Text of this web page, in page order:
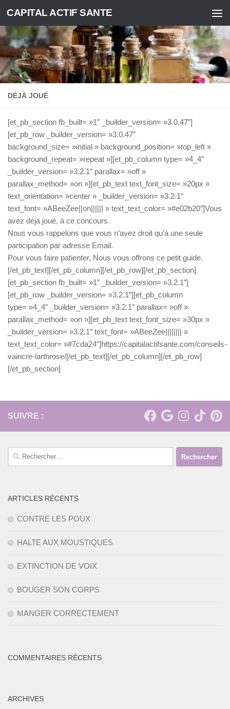
Skip to content
CAPITAL ACTIF SANTE
DÉJÀ JOUÉ
[et_pb_section fb_built= »1″ _builder_version= »3.0.47″]
[et_pb_row _builder_version= »3.0.47″
background_size= »initial » background_position= »top_left »
background_repeat= »repeat »][et_pb_column type= »4_4″
_builder_version= »3.2.1″ parallax= »off »
parallax_method= »on »][et_pb_text text_font_size= »20px »
text_orientation= »center » _builder_version= »3.2.1″
text_font= »ABeeZee||on|||||| » text_text_color= »#e02b20″]Vous
avez déjà joué, à ce concours.
Nous vous rappelons que vous n’avez droit qu’à une seule
participation par adresse Email.
Pour vous faire patienter, Nous vous offrons ce petit guide.
[/et_pb_text][/et_pb_column][/et_pb_row][/et_pb_section]
[et_pb_section fb_built= »1″ _builder_version= »3.2.1″]
[et_pb_row _builder_version= »3.2.1″][et_pb_column
type= »4_4″ _builder_version= »3.2.1″ parallax= »off »
parallax_method= »on »][et_pb_text text_font_size= »30px »
_builder_version= »3.2.1″ text_font= »ABeeZee|||||||| »
text_text_color= »#7cda24″]https://capitalactifsante.com/conseils-
vaincre-larthrose/[/et_pb_text][/et_pb_column][/et_pb_row]
[/et_pb_section]
SUIVRE :
Rechercher :
ARTICLES RÉCENTS
CONTRE LES POUX
HALTE AUX MOUSTIQUES
EXTINCTION DE VOIX
BOUGER SON CORPS
MANGER CORRECTEMENT
COMMENTAIRES RÉCENTS
ARCHIVES